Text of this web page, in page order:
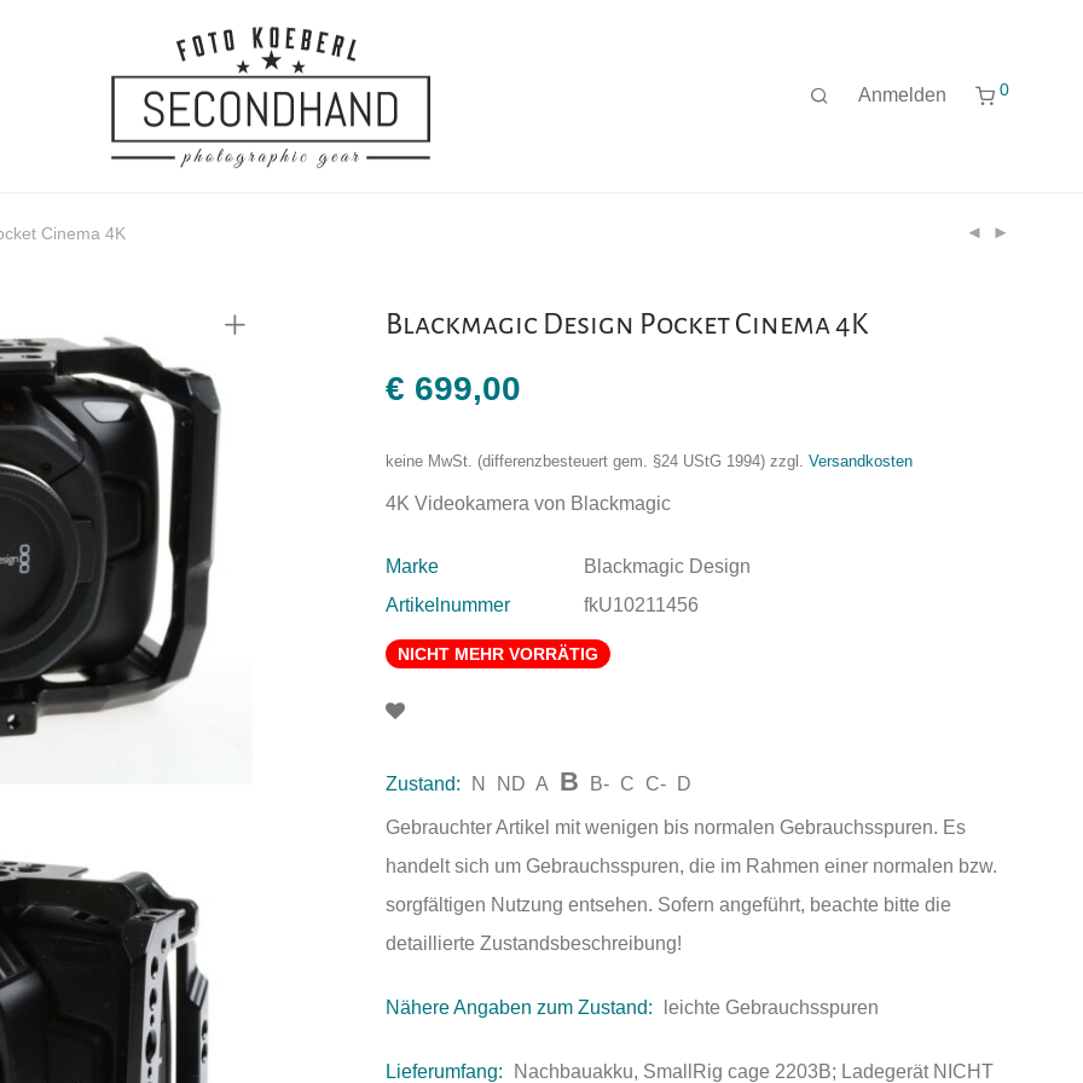
Anmelden 0
Cinema 4K
Blackmagic Design Pocket Cinema 4K
€ 699,00
keine MwSt. (differenzbesteuert gem. §24 UStG 1994) zzgl. Versandkosten
4K Videokamera von Blackmagic
Marke
Blackmagic Design
Artikelnummer
fkU10211456
NICHT MEHR VORRÄTIG
Zustand: N ND A B B- C C- D
Gebrauchter Artikel mit wenigen bis normalen Gebrauchsspuren. Es
handelt sich um Gebrauchsspuren, die im Rahmen einer normalen bzw.
sorgfältigen Nutzung entsehen. Sofern angeführt, beachte bitte die
detaillierte Zustandsbeschreibung!
Nähere Angaben zum Zustand: leichte Gebrauchsspuren
Lieferumfang:
Nachbauakku, SmallRig cage 2203B; Ladegerät NICHT